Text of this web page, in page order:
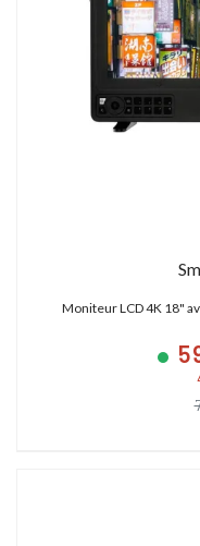
Moniteur LCD 4K 18"
5